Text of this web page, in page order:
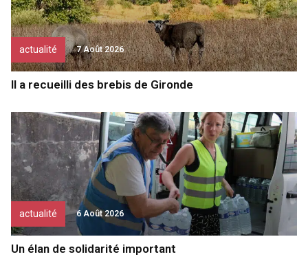
actualité 7 Août 2026
Il a recueilli des brebis de Gironde
actualité 6 Août 2026
Un élan de solidarité important